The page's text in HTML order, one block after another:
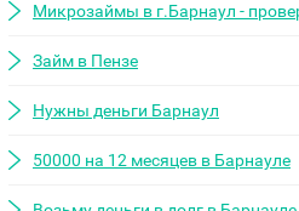
Микрозаймы в г.Барнаул -
Займ в Пензе
Нужны деньги Барнаул
50000 на 12 месяцев в Барнауле